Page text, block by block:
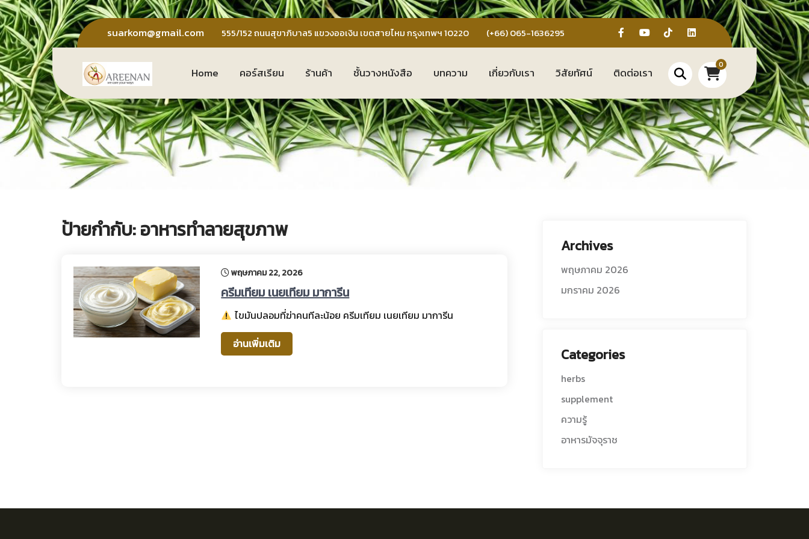
Skip
to
content
suarkom@gmail.com 555/152 ถนนสุขาภิบาล5 แขวงออเงิน เขตสายไหม กรุงเทพฯ 10220 (+66) 065-1636295
Home คอร์สเรียน ร้านค้า ชั้นวางหนังสือ บทความ เกี่ยวกับเรา วิสัยทัศน์ ติดต่อเรา
0
ป้ายกำกับ:อาหารทำลายสุขภาพ
พฤษภาคม 22, 2026
ครีมเทียม เนยเทียม มาการีน
ไขมันปลอมที่ฆ่าคนทีละน้อย ครีมเทียม เนยเทียม มาการีน
อ่านเพิ่มเติม
Archives
พฤษภาคม 2026
มกราคม 2026
Categories
herbs
supplement
ความรู้
อาหารมัจจุราช